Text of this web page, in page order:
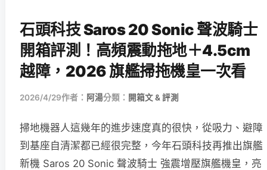
石頭科技 Saros 20 Sonic 聲波騎士
開箱評測！高頻震動拖地＋4.5cm
越障，2026 旗艦掃拖機皇一次看
2026/4/29作者： 阿湯分類： 開箱文 & 評測
掃地機器人這幾年的進步速度真的很快，從吸力、避障
到基座自清潔都已經很完整，今年石頭科技再推出旗艦
新機 Saros 20 Sonic 聲波騎士 強震增壓旗艦機皇，亮